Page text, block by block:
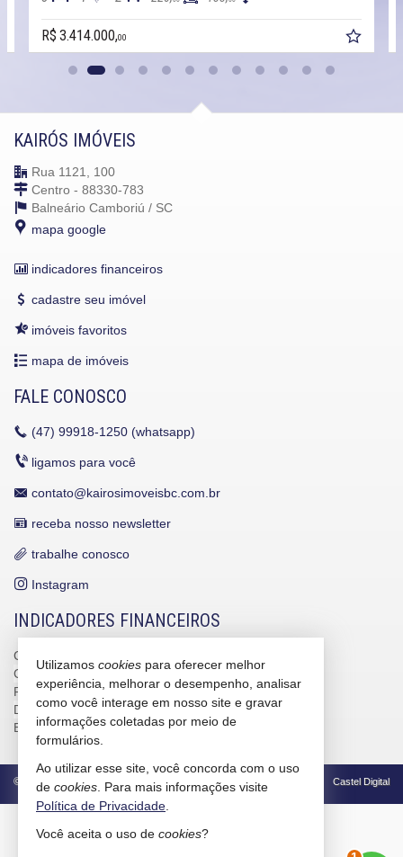
R$ 3.414.000,00
KAIRÓS IMÓVEIS
Rua 1121, 100
Centro - 88330-783
Balneário Camboriú / SC
mapa google
indicadores financeiros
cadastre seu imóvel
imóveis favoritos
mapa de imóveis
FALE CONOSCO
(47) 99918-1250 (whatsapp)
ligamos para você
contato@kairosimoveisbc.com.br
receba nosso newsletter
trabalhe conosco
Instagram
INDICADORES FINANCEIROS
CUB /
CUB /SCvariação
0,95%
Poupança
0,6738%
Dólar Comercial
R$ 5,09
Euro
R$ 5,88
© 2026 CRECI/SC 4586-J Política de Privacidade Castel Digital
Utilizamos cookies para oferecer melhor
experiência, melhorar o desempenho, analisar
como você interage em nosso site e gravar
informações coletadas por meio de
formulários.
Ao utilizar esse site, você concorda com o uso
de cookies . Para mais informações visite
Política de Privacidade
Você aceita o uso de cookies?